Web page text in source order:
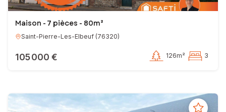
Maison - 7 pièces - 80m²
Saint-Pierre-Les-Elbeuf (76320)
105 000 € 126m² 3